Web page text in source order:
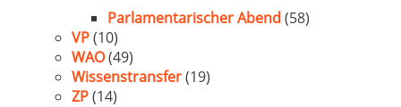
Parlamentarischer Abend (58)
VP(10)
WAO(49)
Wissenstransfer(19)
ZP(14)